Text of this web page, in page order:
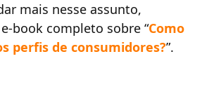
mais nesse assunto,
book completo sobre “Como
perfis de consumidores?”.